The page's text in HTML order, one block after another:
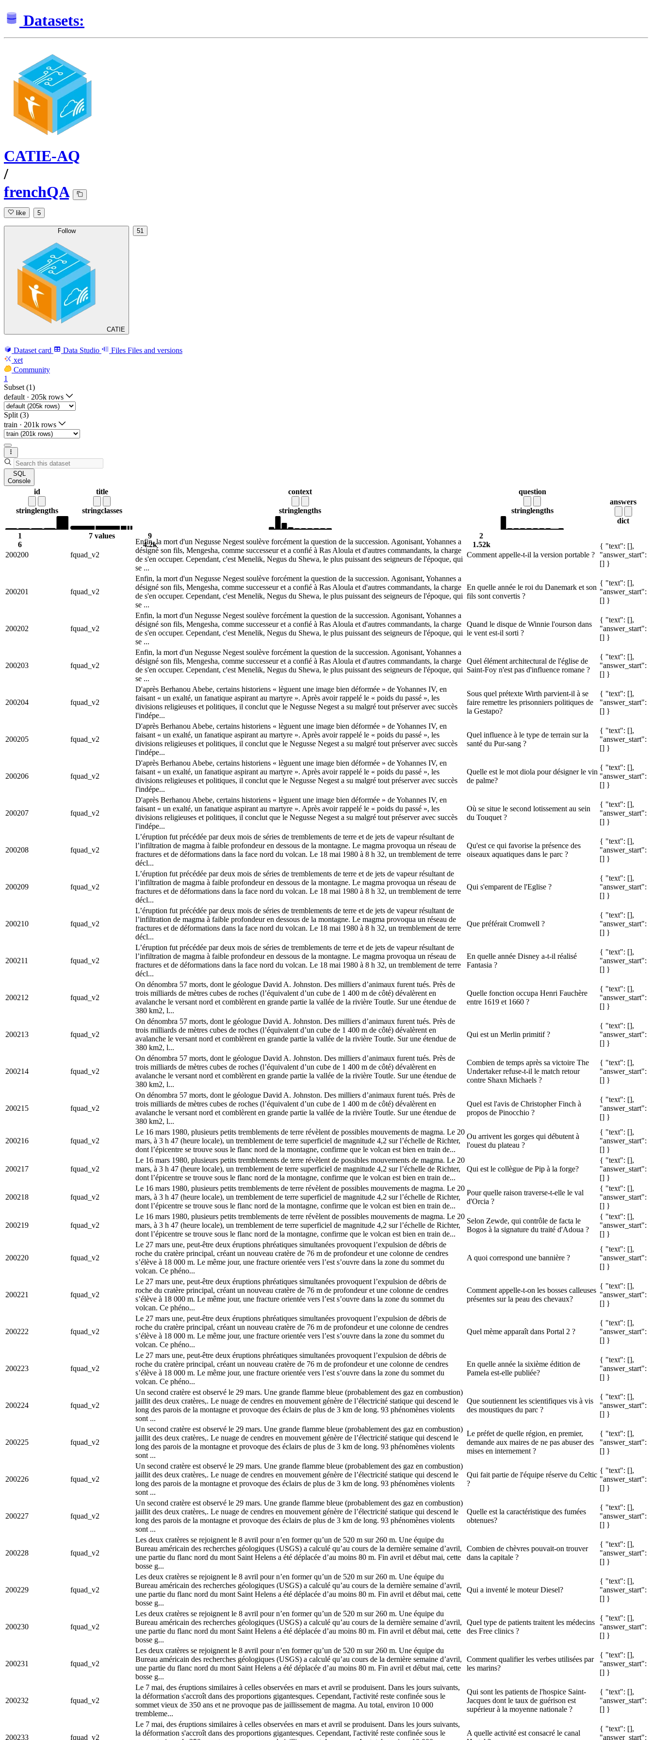
Datasets:
CATIE-AQ
/
frenchQA
like 5
Follow
CATIE
51
Dataset card Data Studio Files Files and versions
xet
Community
1
Subset (1)
default · 205k rows
Split (3)
train · 201k rows
SQL
Console
id
stringlengths
1
6
title
stringclasses
7 values
context
stringlengths
9
4.2k
question
stringlengths
2
1.52k
answers
dict
200200 fquad_v2
Enfin, la mort d'un Negusse Negest soulève forcément la question de la succession. Agonisant, Yohannes a
désigné son fils, Mengesha, comme successeur et a confié à Ras Aloula et d'autres commandants, la charge
de s'en occuper. Cependant, c'est Menelik, Negus du Shewa, le plus puissant des seigneurs de l'époque, qui
se ...
Comment appelle-t-il la version portable ?
{ "text": [],
"answer_start":
[] }
200201 fquad_v2
Enfin, la mort d'un Negusse Negest soulève forcément la question de la succession. Agonisant, Yohannes a
désigné son fils, Mengesha, comme successeur et a confié à Ras Aloula et d'autres commandants, la charge
de s'en occuper. Cependant, c'est Menelik, Negus du Shewa, le plus puissant des seigneurs de l'époque, qui
se ...
En quelle année le roi du Danemark et son
fils sont convertis ?
{ "text": [],
"answer_start":
[] }
200202 fquad_v2
Enfin, la mort d'un Negusse Negest soulève forcément la question de la succession. Agonisant, Yohannes a
désigné son fils, Mengesha, comme successeur et a confié à Ras Aloula et d'autres commandants, la charge
de s'en occuper. Cependant, c'est Menelik, Negus du Shewa, le plus puissant des seigneurs de l'époque, qui
se ...
Quand le disque de Winnie l'ourson dans
le vent est-il sorti ?
{ "text": [],
"answer_start":
[] }
200203 fquad_v2
Enfin, la mort d'un Negusse Negest soulève forcément la question de la succession. Agonisant, Yohannes a
désigné son fils, Mengesha, comme successeur et a confié à Ras Aloula et d'autres commandants, la charge
de s'en occuper. Cependant, c'est Menelik, Negus du Shewa, le plus puissant des seigneurs de l'époque, qui
se ...
Quel élément architectural de l'église de
Saint-Foy n'est pas d'influence romane ?
{ "text": [],
"answer_start":
[] }
200204 fquad_v2
D'après Berhanou Abebe, certains historiens « lèguent une image bien déformée » de Yohannes IV, en
faisant « un exalté, un fanatique aspirant au martyre ». Après avoir rappelé le « poids du passé », les
divisions religieuses et politiques, il conclut que le Negusse Negest a su malgré tout préserver avec succès
l'indépe...
Sous quel prétexte Wirth parvient-il à se
faire remettre les prisonniers politiques de
la Gestapo?
{ "text": [],
"answer_start":
[] }
200205 fquad_v2
D'après Berhanou Abebe, certains historiens « lèguent une image bien déformée » de Yohannes IV, en
faisant « un exalté, un fanatique aspirant au martyre ». Après avoir rappelé le « poids du passé », les
divisions religieuses et politiques, il conclut que le Negusse Negest a su malgré tout préserver avec succès
l'indépe...
Quel influence à le type de terrain sur la
santé du Pur-sang ?
{ "text": [],
"answer_start":
[] }
200206 fquad_v2
D'après Berhanou Abebe, certains historiens « lèguent une image bien déformée » de Yohannes IV, en
faisant « un exalté, un fanatique aspirant au martyre ». Après avoir rappelé le « poids du passé », les
divisions religieuses et politiques, il conclut que le Negusse Negest a su malgré tout préserver avec succès
l'indépe...
Quelle est le mot diola pour désigner le vin
de palme?
{ "text": [],
"answer_start":
[] }
200207 fquad_v2
D'après Berhanou Abebe, certains historiens « lèguent une image bien déformée » de Yohannes IV, en
faisant « un exalté, un fanatique aspirant au martyre ». Après avoir rappelé le « poids du passé », les
divisions religieuses et politiques, il conclut que le Negusse Negest a su malgré tout préserver avec succès
l'indépe...
Où se situe le second lotissement au sein
du Touquet ?
{ "text": [],
"answer_start":
[] }
200208 fquad_v2
L’éruption fut précédée par deux mois de séries de tremblements de terre et de jets de vapeur résultant de
l’infiltration de magma à faible profondeur en dessous de la montagne. Le magma provoqua un réseau de
fractures et de déformations dans la face nord du volcan. Le 18 mai 1980 à 8 h 32, un tremblement de terre
décl...
Qu'est ce qui favorise la présence des
oiseaux aquatiques dans le parc ?
{ "text": [],
"answer_start":
[] }
200209 fquad_v2
L’éruption fut précédée par deux mois de séries de tremblements de terre et de jets de vapeur résultant de
l’infiltration de magma à faible profondeur en dessous de la montagne. Le magma provoqua un réseau de
fractures et de déformations dans la face nord du volcan. Le 18 mai 1980 à 8 h 32, un tremblement de terre
décl...
Qui s'emparent de l'Eglise ?
{ "text": [],
"answer_start":
[] }
200210 fquad_v2
L’éruption fut précédée par deux mois de séries de tremblements de terre et de jets de vapeur résultant de
l’infiltration de magma à faible profondeur en dessous de la montagne. Le magma provoqua un réseau de
fractures et de déformations dans la face nord du volcan. Le 18 mai 1980 à 8 h 32, un tremblement de terre
décl...
Que préférait Cromwell ?
{ "text": [],
"answer_start":
[] }
200211 fquad_v2
L’éruption fut précédée par deux mois de séries de tremblements de terre et de jets de vapeur résultant de
l’infiltration de magma à faible profondeur en dessous de la montagne. Le magma provoqua un réseau de
fractures et de déformations dans la face nord du volcan. Le 18 mai 1980 à 8 h 32, un tremblement de terre
décl...
En quelle année Disney a-t-il réalisé
Fantasia ?
{ "text": [],
"answer_start":
[] }
200212 fquad_v2
On dénombra 57 morts, dont le géologue David A. Johnston. Des milliers d’animaux furent tués. Près de
trois milliards de mètres cubes de roches (l’équivalent d’un cube de 1 400 m de côté) dévalèrent en
avalanche le versant nord et comblèrent en grande partie la vallée de la rivière Toutle. Sur une étendue de
380 km2, l...
Quelle fonction occupa Henri Fauchère
entre 1619 et 1660 ?
{ "text": [],
"answer_start":
[] }
200213 fquad_v2
On dénombra 57 morts, dont le géologue David A. Johnston. Des milliers d’animaux furent tués. Près de
trois milliards de mètres cubes de roches (l’équivalent d’un cube de 1 400 m de côté) dévalèrent en
avalanche le versant nord et comblèrent en grande partie la vallée de la rivière Toutle. Sur une étendue de
380 km2, l...
Qui est un Merlin primitif ?
{ "text": [],
"answer_start":
[] }
200214 fquad_v2
On dénombra 57 morts, dont le géologue David A. Johnston. Des milliers d’animaux furent tués. Près de
trois milliards de mètres cubes de roches (l’équivalent d’un cube de 1 400 m de côté) dévalèrent en
avalanche le versant nord et comblèrent en grande partie la vallée de la rivière Toutle. Sur une étendue de
380 km2, l...
Combien de temps après sa victoire The
Undertaker refuse-t-il le match retour
contre Shaxn Michaels ?
{ "text": [],
"answer_start":
[] }
200215 fquad_v2
On dénombra 57 morts, dont le géologue David A. Johnston. Des milliers d’animaux furent tués. Près de
trois milliards de mètres cubes de roches (l’équivalent d’un cube de 1 400 m de côté) dévalèrent en
avalanche le versant nord et comblèrent en grande partie la vallée de la rivière Toutle. Sur une étendue de
380 km2, l...
Quel est l'avis de Christopher Finch à
propos de Pinocchio ?
{ "text": [],
"answer_start":
[] }
200216 fquad_v2
Le 16 mars 1980, plusieurs petits tremblements de terre révèlent de possibles mouvements de magma. Le 20
mars, à 3 h 47 (heure locale), un tremblement de terre superficiel de magnitude 4,2 sur l’échelle de Richter,
dont l’épicentre se trouve sous le flanc nord de la montagne, confirme que le volcan est bien en train de...
Ou arrivent les gorges qui débutent à
l'ouest du plateau ?
{ "text": [],
"answer_start":
[] }
200217 fquad_v2
Le 16 mars 1980, plusieurs petits tremblements de terre révèlent de possibles mouvements de magma. Le 20
mars, à 3 h 47 (heure locale), un tremblement de terre superficiel de magnitude 4,2 sur l’échelle de Richter,
dont l’épicentre se trouve sous le flanc nord de la montagne, confirme que le volcan est bien en train de...
Qui est le collègue de Pip à la forge?
{ "text": [],
"answer_start":
[] }
200218 fquad_v2
Le 16 mars 1980, plusieurs petits tremblements de terre révèlent de possibles mouvements de magma. Le 20
mars, à 3 h 47 (heure locale), un tremblement de terre superficiel de magnitude 4,2 sur l’échelle de Richter,
dont l’épicentre se trouve sous le flanc nord de la montagne, confirme que le volcan est bien en train de...
Pour quelle raison traverse-t-elle le val
d'Orcia ?
{ "text": [],
"answer_start":
[] }
200219 fquad_v2
Le 16 mars 1980, plusieurs petits tremblements de terre révèlent de possibles mouvements de magma. Le 20
mars, à 3 h 47 (heure locale), un tremblement de terre superficiel de magnitude 4,2 sur l’échelle de Richter,
dont l’épicentre se trouve sous le flanc nord de la montagne, confirme que le volcan est bien en train de...
Selon Zewde, qui contrôle de facta le
Bogos à la signature du traité d'Adoua ?
{ "text": [],
"answer_start":
[] }
200220 fquad_v2
Le 27 mars une, peut-être deux éruptions phréatiques simultanées provoquent l’expulsion de débris de
roche du cratère principal, créant un nouveau cratère de 76 m de profondeur et une colonne de cendres
s’élève à 18 000 m. Le même jour, une fracture orientée vers l’est s’ouvre dans la zone du sommet du
volcan. Ce phéno...
A quoi correspond une bannière ?
{ "text": [],
"answer_start":
[] }
200221 fquad_v2
Le 27 mars une, peut-être deux éruptions phréatiques simultanées provoquent l’expulsion de débris de
roche du cratère principal, créant un nouveau cratère de 76 m de profondeur et une colonne de cendres
s’élève à 18 000 m. Le même jour, une fracture orientée vers l’est s’ouvre dans la zone du sommet du
volcan. Ce phéno...
Comment appelle-t-on les bosses calleuses
présentes sur la peau des chevaux?
{ "text": [],
"answer_start":
[] }
200222 fquad_v2
Le 27 mars une, peut-être deux éruptions phréatiques simultanées provoquent l’expulsion de débris de
roche du cratère principal, créant un nouveau cratère de 76 m de profondeur et une colonne de cendres
s’élève à 18 000 m. Le même jour, une fracture orientée vers l’est s’ouvre dans la zone du sommet du
volcan. Ce phéno...
Quel mème apparaît dans Portal 2 ?
{ "text": [],
"answer_start":
[] }
200223 fquad_v2
Le 27 mars une, peut-être deux éruptions phréatiques simultanées provoquent l’expulsion de débris de
roche du cratère principal, créant un nouveau cratère de 76 m de profondeur et une colonne de cendres
s’élève à 18 000 m. Le même jour, une fracture orientée vers l’est s’ouvre dans la zone du sommet du
volcan. Ce phéno...
En quelle année la sixième édition de
Pamela est-elle publiée?
{ "text": [],
"answer_start":
[] }
200224 fquad_v2
Un second cratère est observé le 29 mars. Une grande flamme bleue (probablement des gaz en combustion)
jaillit des deux cratères,. Le nuage de cendres en mouvement génère de l’électricité statique qui descend le
long des parois de la montagne et provoque des éclairs de plus de 3 km de long. 93 phénomènes violents
sont ...
Que soutiennent les scientifiques vis à vis
des moustiques du parc ?
{ "text": [],
"answer_start":
[] }
200225 fquad_v2
Un second cratère est observé le 29 mars. Une grande flamme bleue (probablement des gaz en combustion)
jaillit des deux cratères,. Le nuage de cendres en mouvement génère de l’électricité statique qui descend le
long des parois de la montagne et provoque des éclairs de plus de 3 km de long. 93 phénomènes violents
sont ...
Le préfet de quelle région, en premier,
demande aux maires de ne pas abuser des
mises en internement ?
{ "text": [],
"answer_start":
[] }
200226 fquad_v2
Un second cratère est observé le 29 mars. Une grande flamme bleue (probablement des gaz en combustion)
jaillit des deux cratères,. Le nuage de cendres en mouvement génère de l’électricité statique qui descend le
long des parois de la montagne et provoque des éclairs de plus de 3 km de long. 93 phénomènes violents
sont ...
Qui fait partie de l'équipe réserve du Celtic
?
{ "text": [],
"answer_start":
[] }
200227 fquad_v2
Un second cratère est observé le 29 mars. Une grande flamme bleue (probablement des gaz en combustion)
jaillit des deux cratères,. Le nuage de cendres en mouvement génère de l’électricité statique qui descend le
long des parois de la montagne et provoque des éclairs de plus de 3 km de long. 93 phénomènes violents
sont ...
Quelle est la caractéristique des fumées
obtenues?
{ "text": [],
"answer_start":
[] }
200228 fquad_v2
Les deux cratères se rejoignent le 8 avril pour n’en former qu’un de 520 m sur 260 m. Une équipe du
Bureau américain des recherches géologiques (USGS) a calculé qu’au cours de la dernière semaine d’avril,
une partie du flanc nord du mont Saint Helens a été déplacée d’au moins 80 m. Fin avril et début mai, cette
bosse g...
Combien de chèvres pouvait-on trouver
dans la capitale ?
{ "text": [],
"answer_start":
[] }
200229 fquad_v2
Les deux cratères se rejoignent le 8 avril pour n’en former qu’un de 520 m sur 260 m. Une équipe du
Bureau américain des recherches géologiques (USGS) a calculé qu’au cours de la dernière semaine d’avril,
une partie du flanc nord du mont Saint Helens a été déplacée d’au moins 80 m. Fin avril et début mai, cette
bosse g...
Qui a inventé le moteur Diesel?
{ "text": [],
"answer_start":
[] }
200230 fquad_v2
Les deux cratères se rejoignent le 8 avril pour n’en former qu’un de 520 m sur 260 m. Une équipe du
Bureau américain des recherches géologiques (USGS) a calculé qu’au cours de la dernière semaine d’avril,
une partie du flanc nord du mont Saint Helens a été déplacée d’au moins 80 m. Fin avril et début mai, cette
bosse g...
Quel type de patients traitent les médecins
des Free clinics ?
{ "text": [],
"answer_start":
[] }
200231 fquad_v2
Les deux cratères se rejoignent le 8 avril pour n’en former qu’un de 520 m sur 260 m. Une équipe du
Bureau américain des recherches géologiques (USGS) a calculé qu’au cours de la dernière semaine d’avril,
une partie du flanc nord du mont Saint Helens a été déplacée d’au moins 80 m. Fin avril et début mai, cette
bosse g...
Comment qualifier les verbes utilisées par
les marins?
{ "text": [],
"answer_start":
[] }
200232 fquad_v2
Le 7 mai, des éruptions similaires à celles observées en mars et avril se produisent. Dans les jours suivants,
la déformation s'accroît dans des proportions gigantesques. Cependant, l'activité reste confinée sous le
sommet vieux de 350 ans et ne provoque pas de jaillissement de magma. Au total, environ 10 000
trembleme...
Qui sont les patients de l'hospice Saint-
Jacques dont le taux de guérison est
supérieur à la moyenne nationale ?
{ "text": [],
"answer_start":
[] }
200233 fquad_v2
Le 7 mai, des éruptions similaires à celles observées en mars et avril se produisent. Dans les jours suivants,
la déformation s'accroît dans des proportions gigantesques. Cependant, l'activité reste confinée sous le
A quelle activité est consacré le canal
{ "text": [],
"answer_start":